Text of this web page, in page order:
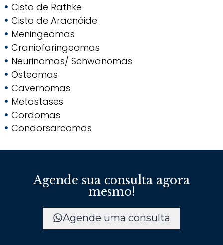
Cisto de Rathke
Cisto de Aracnóide
Meningeomas
Craniofaringeomas
Neurinomas/ Schwanomas
Osteomas
Cavernomas
Metastases
Cordomas
Condorsarcomas
Agende sua consulta agora
mesmo!
Agende uma consulta